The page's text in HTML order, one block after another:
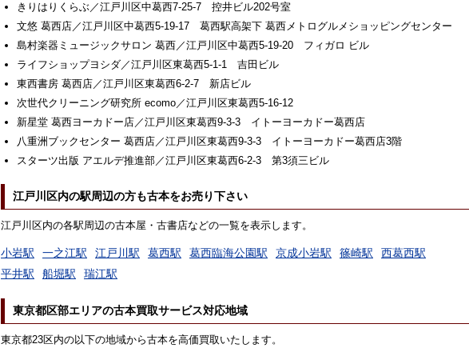
きりはりくらぶ／江戸川区中葛西7-25-7 控井ビル202号室
文悠 葛西店／江戸川区中葛西5-19-17 葛西駅高架下 葛西メトログルメショッピングセンター
島村楽器ミュージックサロン 葛西／江戸川区中葛西5-19-20 フィガロ ビル
ライフショップヨシダ／江戸川区東葛西5-1-1 吉田ビル
東西書房 葛西店／江戸川区東葛西6-2-7 新店ビル
次世代クリーニング研究所 ecomo／江戸川区東葛西5-16-12
新星堂 葛西ヨーカドー店／江戸川区東葛西9-3-3 イトーヨーカドー葛西店
八重洲ブックセンター 葛西店／江戸川区東葛西9-3-3 イトーヨーカドー葛西店3階
スターツ出版 アエルデ推進部／江戸川区東葛西6-2-3 第3須三ビル
江戸川区内の駅周辺の方も古本をお売り下さい
江戸川区内の各駅周辺の古本屋・古書店などの一覧を表示します。
小岩駅 一之江駅 江戸川駅 葛西駅 葛西臨海公園駅 京成小岩駅 篠崎駅
西葛西駅
平井駅
船堀駅 瑞江駅
東京都区部エリアの古本買取サービス対応地域
東京都23区内の以下の地域から古本を高価買取いたします。